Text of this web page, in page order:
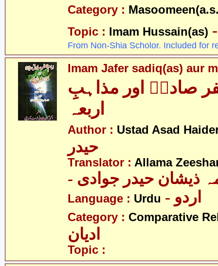
Category :
Topic : Imam Hussain(as)
From Non-Shia Scholor. Included for
Imam Jafer sadiq(as) aur
صادقؑ اور مذاہبِ
اربعہ
Author : Ustad Asad
حیدر
Translator : Allama
ذیشان حیدر جوادی
Language : Urdu - اردو
Category : Comparative
ادیان
Topic :